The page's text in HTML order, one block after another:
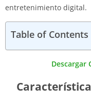
entretenimiento digital.
Table of Contents
Descargar